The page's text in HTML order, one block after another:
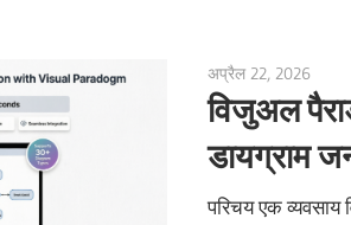
अप्रैल 22, 2026
विजुअल
डायग्राम
परिचय एक